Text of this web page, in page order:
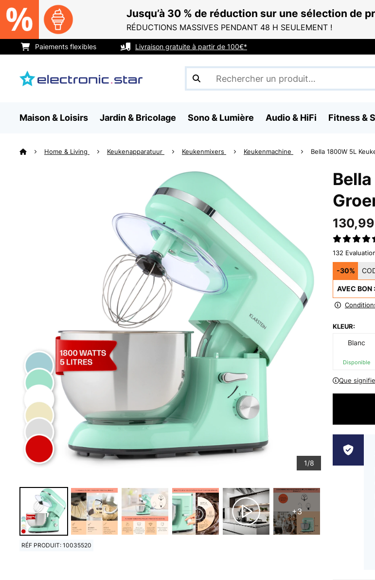
Jusqu’à 30 % de réduction sur une sélection de
RÉDUCTIONS MASSIVES PENDANT 48 H SEULEMENT !
Paiements flexibles Livraison gratuite à partir de 100€*
Maison & Loisirs Jardin & Bricolage Sono & Lumière Audio & HiFi Fitness &
Home & Living Keukenapparatuur Keukenmixers Keukenmachine Bella 1800W 5L
1/8
+3
RÉF PRODUIT: 10035520
132
-30%
AVEC BON :
KLEUR:
Blanc
Disponible
Que